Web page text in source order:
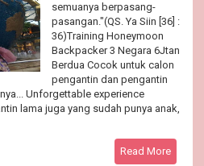
semuanya berpasang-
pasangan."(QS. Ya Siin [36] :
36)Training Honeymoon
Backpacker 3 Negara 6Jtan
Berdua Cocok untuk calon
pengantin dan pengantin
Unforgettable experience
lama juga yang sudah punya anak,
Read More